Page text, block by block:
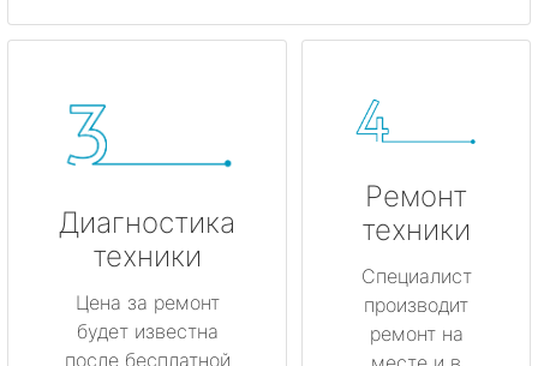
Диагностика
техники
Цена за ремонт
будет известна
после бесплатной
Ремонт
техники
Специалист
производит
ремонт на